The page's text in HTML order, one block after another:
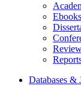
Ebooks
Databases &